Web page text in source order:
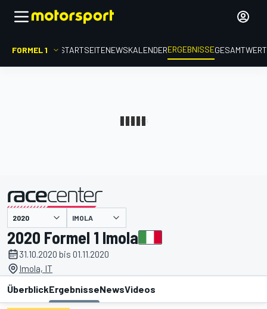
FORMEL 1 STARTSEITENEWSKALENDERERGEBNISSE
IMOLA
2020 Formel 1 Imola
31.10.2020 bis 01.11.2020
Imola, IT
ÜberblickErgebnisseNewsVideos